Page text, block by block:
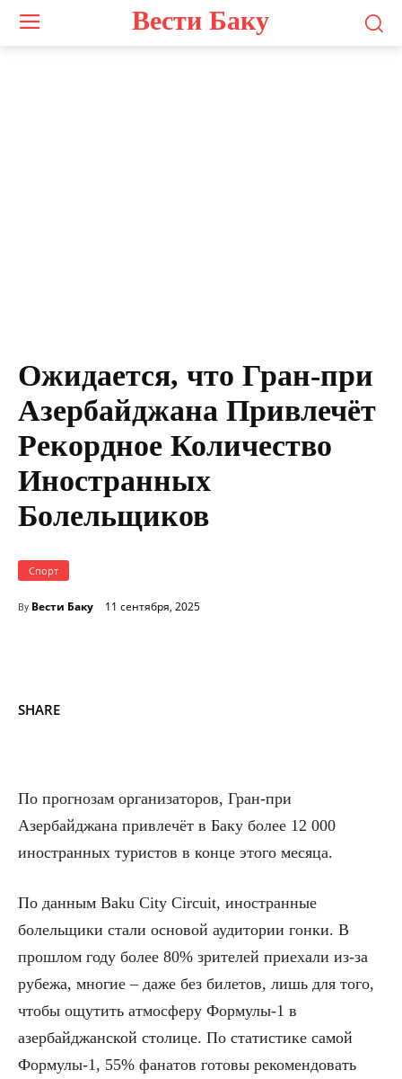
Вести Баку
Ожидается, что Гран-при
Азербайджана Привлечёт
Рекордное Количество
Иностранных
Болельщиков
Спорт
By Вести Баку 11 сентября, 2025
SHARE
По прогнозам организаторов, Гран-при
Азербайджана привлечёт в Баку более 12 000
иностранных туристов в конце этого месяца.
По данным Baku City Circuit, иностранные
болельщики стали основой аудитории гонки. В
прошлом году более 80% зрителей приехали из-за
рубежа, многие – даже без билетов, лишь для того,
чтобы ощутить атмосферу Формулы-1 в
азербайджанской столице. По статистике самой
Формулы-1, 55% фанатов готовы рекомендовать